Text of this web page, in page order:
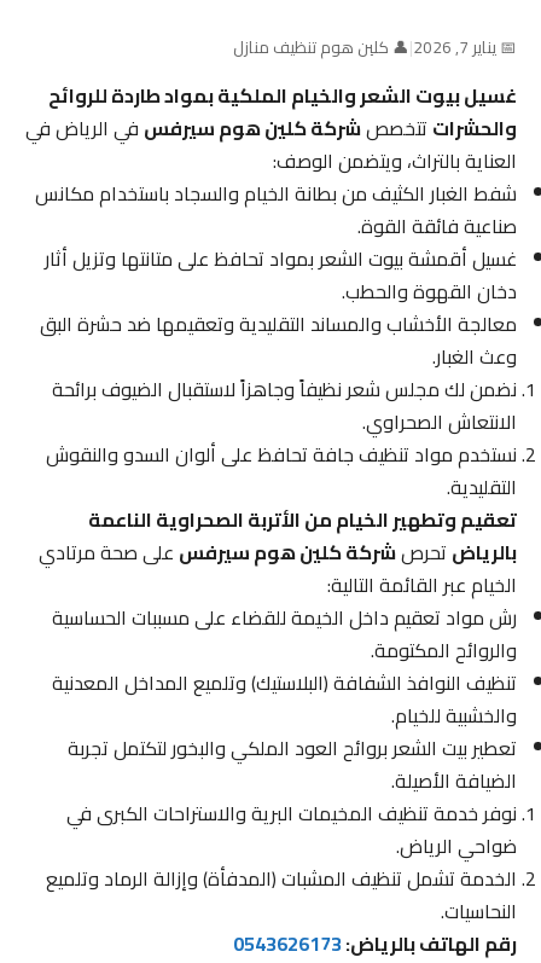
📅 يناير 7, 2026 |👤 كلين هوم تنظيف منازل
غسيل بيوت الشعر والخيام الملكية بمواد طاردة للروائح
والحشراتتتخصصشركة كلين هوم سيرفسفي الرياض في
العناية بالتراث، ويتضمن الوصف:
شفط الغبار الكثيف من بطانة الخيام والسجاد باستخدام مكانس
صناعية فائقة القوة.
غسيل أقمشة بيوت الشعر بمواد تحافظ على متانتها وتزيل أثار
دخان القهوة والحطب.
معالجة الأخشاب والمساند التقليدية وتعقيمها ضد حشرة البق
وعث الغبار.
نضمن لك مجلس شعر نظيفاً وجاهزاً لاستقبال الضيوف برائحة
الانتعاش الصحراوي.
نستخدم مواد تنظيف جافة تحافظ على ألوان السدو والنقوش
التقليدية.
تعقيم وتطهير الخيام من الأتربة الصحراوية الناعمة
بالرياضتحرصشركة كلين هوم سيرفسعلى صحة مرتادي
الخيام عبر القائمة التالية:
رش مواد تعقيم داخل الخيمة للقضاء على مسببات الحساسية
والروائح المكتومة.
تنظيف النوافذ الشفافة (البلاستيك) وتلميع المداخل المعدنية
والخشبية للخيام.
تعطير بيت الشعر بروائح العود الملكي والبخور لتكتمل تجربة
الضيافة الأصيلة.
نوفر خدمة تنظيف المخيمات البرية والاستراحات الكبرى في
ضواحي الرياض.
الخدمة تشمل تنظيف المشبات (المدفأة) وإزالة الرماد وتلميع
النحاسيات.
رقم الهاتف بالرياض:0543626173